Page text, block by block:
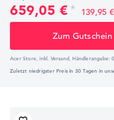
659,05 € 139,95
Zum
Acer Store, inkl. Versand, Händlerangabe:
Zuletzt niedrigster Preis in 30 Tagen in